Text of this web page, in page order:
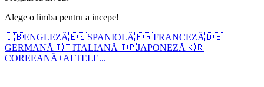
Alege o limba pentru a incepe!
🇬🇧ENGLEZĂ🇪🇸SPANIOLĂ🇫🇷FRANCEZĂ🇩🇪
GERMANĂ🇮🇹ITALIANĂ🇯🇵JAPONEZĂ🇰🇷
COREEANĂ+ALTELE...